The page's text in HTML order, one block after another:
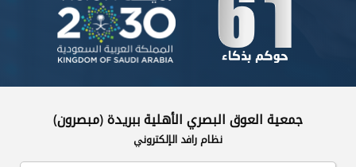
جمعية العوق البصري الأهلية ببريدة (مبصرون)
نظام رافد الإلكتروني